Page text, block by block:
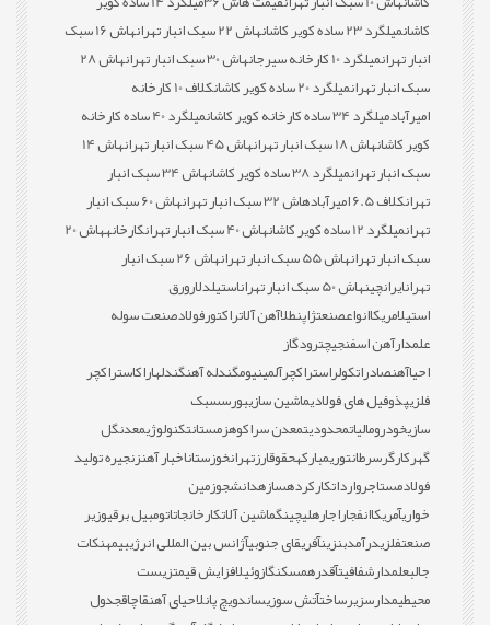
کاشانمیلگرد 23 ساده کویر کاشان هاش 22 سبک انبار تهران
هاش 16 سبک
انبار تهرانمیلگرد 10 کارخانه سیرجان هاش 30 سبک انبار تهران
هاش 28
سبک انبار تهرانمیلگرد 20 ساده کویر کاشان
کلاف 10 کارخانه
امیرآبادمیلگرد 34 ساده کارخانه کویر کاشان
میلگرد 40 ساده کارخانه
کویر کاشانهاش 18 سبک انبار تهران هاش 45 سبک انبار تهران
هاش 14
سبک انبار تهرانمیلگرد 38 ساده کویر کاشان
هاش 34 سبک انبار
تهرانکلاف 6.5 امیرآباد هاش 32 سبک انبار تهران
هاش 60 سبک انبار
تهرانمیلگرد 12 ساده کویر کاشان هاش 40 سبک انبار تهران کارخانه
هاش 20
سبک انبار تهرانهاش 55 سبک انبار تهران
هاش 26 سبک انبار
تهرانایرانچینهاش 50 سبک انبار تهران استیلدلارورق
استیلامریکاانواعصنعتژاپنطلاآهن آلاتراکتورفولادصنعت سوله
علمدارآهن اسفنجیچترودگاز
احیاآهنصادراتکولراستراکچرآلمینیومگندله آهنگندلهاراکاستراکچر
فلزیپذوفیل های فولادیماشین سازیبورسسبک
سازیخودرومالیاتمحدودیتمعدن سراکوهزمستانتکنولوژیمعدنگل
گهرکارگرسرطانتوریمبارکهحقوقارزتهرانخوزستاناخبار آهنزنجیره تولید
فولادمستاجروارداتکارکردهسازهدانشجوزمین
خواریآمریکاانفجاراجارهلیچینگماشین آلاتکارخانجاتاتومبیل برقیوزیر
صنعتفلزیدرآمدبنزینآفریقای جنوبیآژانس بین المللی انرژیبیمهنکات
جالبعلمدارشفافیتآقدرهمسکنگازوئیلافزایش قیمتزیست
محیطیمدارسزیرساختآتش سوزیساندویچ پانلاحیای آهنقاچاقجدول